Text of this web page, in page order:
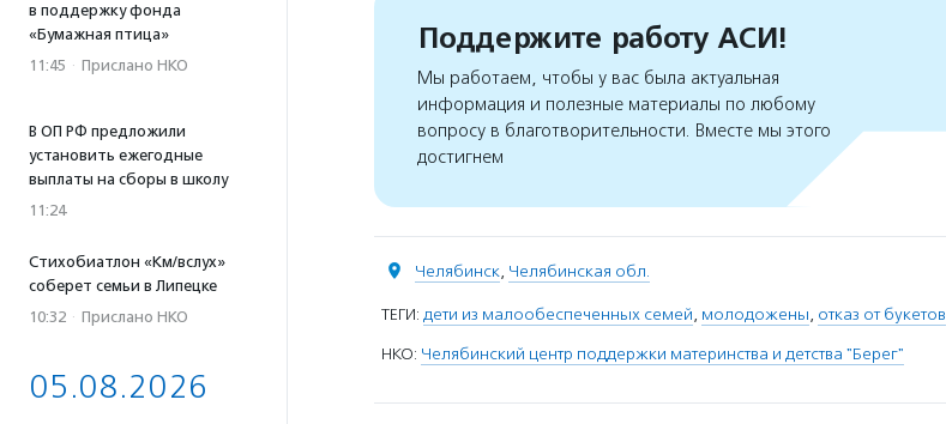
в поддержку фонда
«Бумажная птица»
11:45 · Прислано НКО
В ОП РФ предложили
установить ежегодные
выплаты на сборы в школу
11:24
Стихобиатлон «Км/вслух»
соберет семьи в Липецке
10:32 · Прислано НКО
05.08.2026
Поддержите работу АСИ!
Мы работаем, чтобы у вас была актуальная
информация и полезные материалы по любому
вопросу в благотворительности. Вместе мы этого
достигнем
Челябинск, Челябинская обл.
ТЕГИ: дети из малообеспеченных семей, молодожены, отказ от букетов
НКО: Челябинский центр поддержки материнства и детства "Берег"